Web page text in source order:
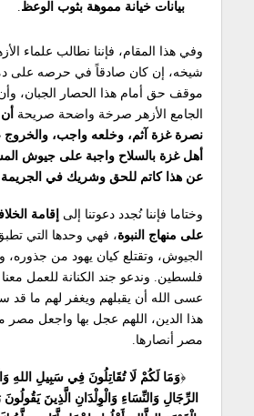
بيانات خيانة مموهة بثوب الوعظ
وفي هذا المقام، فإننا نطالب علماء
شيخه، إن كان صادقاً في حرصه على
موقف حق أمام هذا الحصار الجبان،
الجامع الأزهر صرخة واضحة صريحة
نصرة غزة آثم، وخلعه واجب،
أهل غزة بالسلاح واجبة على جيوش
عن هذا كاتم للحق وشريك في الجريمة
وختاما فإننا نُجدد دعوتنا إلى إقامة
على منهاج النبوة، فهي وحدها التي
الجيوش، وتقتلع كيان يهود من
فلسطين. وندعو جند الكنانة للعمل
عسى الله أن يقبلهم ويغفر لهم ما قد
هذا الدين، اللهم عجل بها واجعل مصر
مصر أنصارها.
﴿وَمَا لَكُمْ لَا تُقَاتِلُونَ فِي سَبِيلِ
الرِّجَالِ وَالنِّسَاءِ وَالْوِلْدَانِ الَّذِينَ